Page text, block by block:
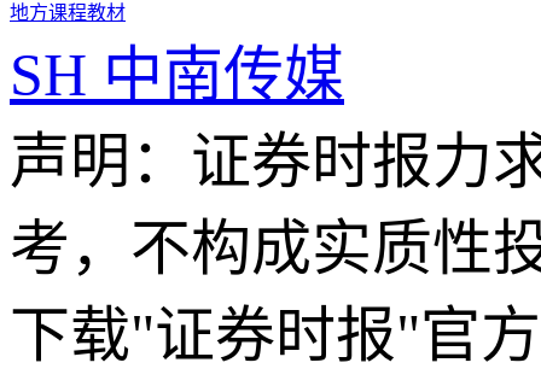
地方课程教材
SH 中南传媒
声明：证券时报力
考，不构成实质性
下载"证券时报"官